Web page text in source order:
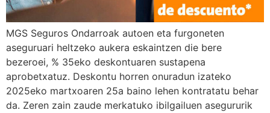
MGS Seguros Ondarroak autoen eta furgoneten
aseguruari heltzeko aukera eskaintzen die bere
bezeroei, % 35eko deskontuaren sustapena
aprobetxatuz. Deskontu horren onuradun izateko
2025eko martxoaren 25a baino lehen kontratatu behar
da. Zeren zain zaude merkatuko ibilgailuen asegururik